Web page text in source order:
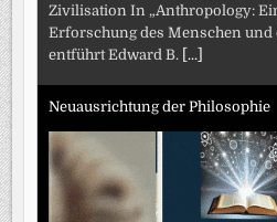
Zivilisation In „Anthropology:
Erforschung des Menschen
entführt Edward B. [...]
Neuausrichtung der Philosophie